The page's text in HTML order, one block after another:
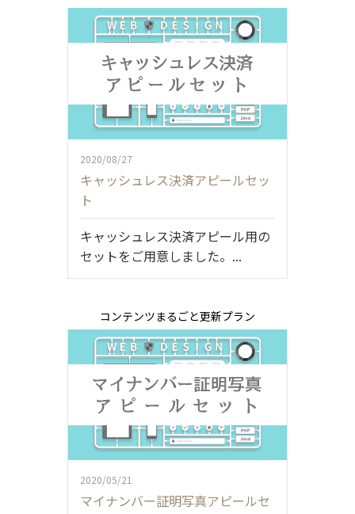
2020/08/27
キャッシュレス決済アピールセッ
ト
キャッシュレス決済アピール用の
セットをご用意しました。...
コンテンツまるごと更新プラン
2020/05/21
マイナンバー証明写真アピールセ